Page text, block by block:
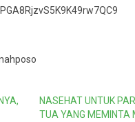
NASEHAT UNTUK
TUA YANG MEMINTA